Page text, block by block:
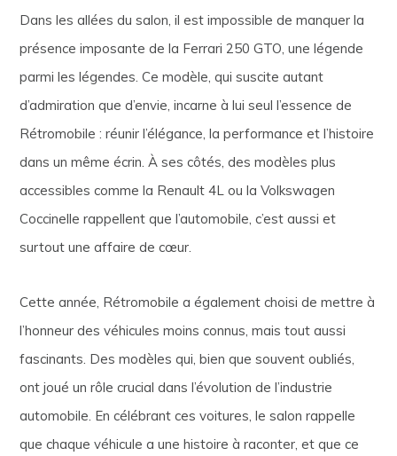
Dans les allées du salon, il est impossible de manquer la
présence imposante de la Ferrari 250 GTO, une légende
parmi les légendes. Ce modèle, qui suscite autant
d’admiration que d’envie, incarne à lui seul l’essence de
Rétromobile : réunir l’élégance, la performance et l’histoire
dans un même écrin. À ses côtés, des modèles plus
accessibles comme la Renault 4L ou la Volkswagen
Coccinelle rappellent que l’automobile, c’est aussi et
surtout une affaire de cœur.
Cette année, Rétromobile a également choisi de mettre à
l’honneur des véhicules moins connus, mais tout aussi
fascinants. Des modèles qui, bien que souvent oubliés,
ont joué un rôle crucial dans l’évolution de l’industrie
automobile. En célébrant ces voitures, le salon rappelle
que chaque véhicule a une histoire à raconter, et que ce